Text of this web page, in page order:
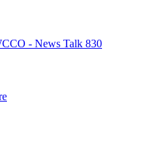
- News Talk 830